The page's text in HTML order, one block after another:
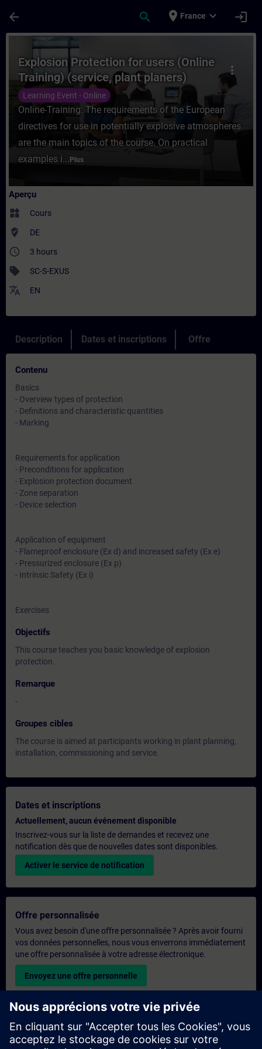
arrow_back search place France expand_more login
Cours - Explosion Protection for users
more_vert
Explosion Protection for users (Online
Training) (service, plant planers)
Learning Event - Online
Online-Training: The requirements of the European
directives for use in potentially explosive atmospheres
are the main topics of the course. On practical
examples i... Plus
Aperçu
widgets Cours
where_to_vote DE
access_time 3 hours
sell SC-S-EXUS
translate EN
Description Dates et inscriptions Offre
Contenu
Basics
- Overview types of protection
- Definitions and characteristic quantities
- Marking
Requirements for application
- Preconditions for application
- Explosion protection document
- Zone separation
- Device selection
Application of equipment
- Flameproof enclosure (Ex d) and increased safety (Ex e)
- Pressurized enclosure (Ex p)
- Intrinsic Safety (Ex i)
Exercises
Objectifs
This course teaches you basic knowledge of explosion
protection.
Remarque
-
Groupes cibles
The course is aimed at participants working in plant planning,
installation, commissioning and service.
Dates et inscriptions
Actuellement, aucun événement disponible
Inscrivez-vous sur la liste de demandes et recevez une
notification dès que de nouvelles dates sont disponibles.
Activer le service de notification
Offre personnalisée
Vous avez besoin d'une offre personnalisée ? Après avoir fourni
vos données personnelles, nous vous enverrons immédiatement
une offre personnalisée à votre adresse électronique.
Envoyez une offre personnelle
Demande de formation exclusive
Veuillez remplir le formulaire ci-dessous si vous souhaitez